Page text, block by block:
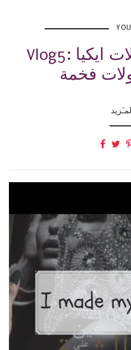
Vlog5: كيف حولت طاولات ايكيا
فخمة